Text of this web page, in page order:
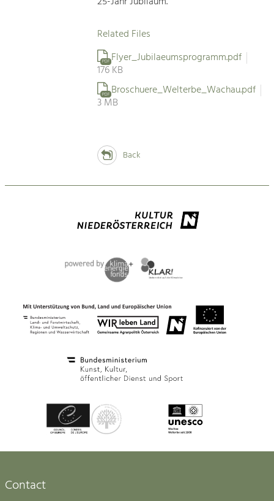
Related Files
PDF Flyer_Jubilaeumsprogramm.pdf
176 KB
PDF Broschuere_Welterbe_Wachau.pdf
3 MB
Back
Contact